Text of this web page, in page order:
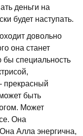
деньги на
будет наступать.
довольно
она станет
специальность
прекрасный
быть
Может
Она
Алла энергична,